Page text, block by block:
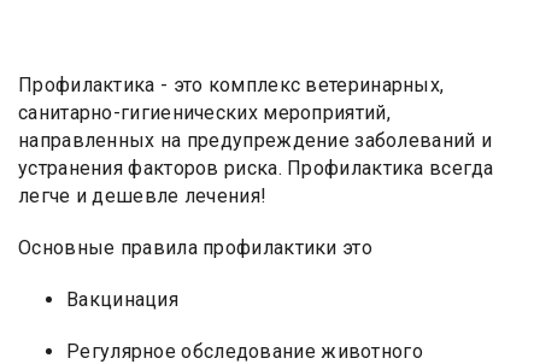
Профилактика - это комплекс ветеринарных,
санитарно-гигиенических мероприятий,
направленных на предупреждение заболеваний и
устранения факторов риска. Профилактика всегда
легче и дешевле лечения!
Основные правила профилактики это
Вакцинация
Регулярное обследование животного